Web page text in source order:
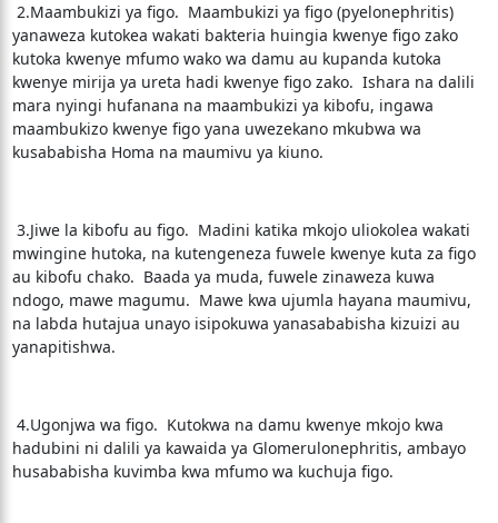
2.Maambukizi ya figo. Maambukizi ya figo (pyelonephritis)
yanaweza kutokea wakati bakteria huingia kwenye figo zako
kutoka kwenye mfumo wako wa damu au kupanda kutoka
kwenye mirija ya ureta hadi kwenye figo zako. Ishara na dalili
mara nyingi hufanana na maambukizi ya kibofu, ingawa
maambukizo kwenye figo yana uwezekano mkubwa wa
kusababisha Homa na maumivu ya kiuno.
3.Jiwe la kibofu au figo. Madini katika mkojo uliokolea wakati
mwingine hutoka, na kutengeneza fuwele kwenye kuta za figo
au kibofu chako. Baada ya muda, fuwele zinaweza kuwa
ndogo, mawe magumu. Mawe kwa ujumla hayana maumivu,
na labda hutajua unayo isipokuwa yanasababisha kizuizi au
yanapitishwa.
4.Ugonjwa wa figo. Kutokwa na damu kwenye mkojo kwa
hadubini ni dalili ya kawaida ya Glomerulonephritis, ambayo
husababisha kuvimba kwa mfumo wa kuchuja figo.